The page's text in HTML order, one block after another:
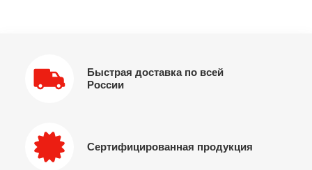
Быстрая доставка по всей
России
Сертифицированная продукция